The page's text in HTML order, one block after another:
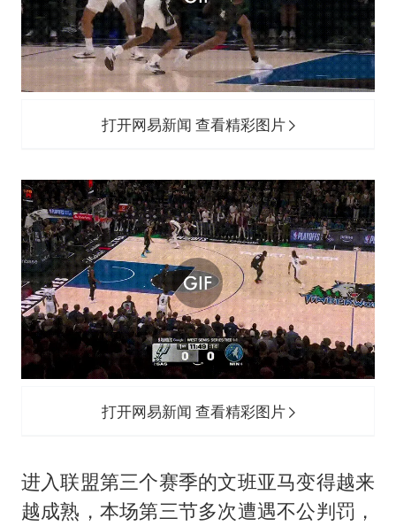
打开网易新闻 查看精彩图片
打开网易新闻 查看精彩图片
进入联盟第三个赛季的文班亚马变得越来
越成熟，本场第三节多次遭遇不公判罚，